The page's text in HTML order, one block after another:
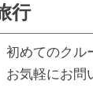
行
初めてのクル
お気軽にお問